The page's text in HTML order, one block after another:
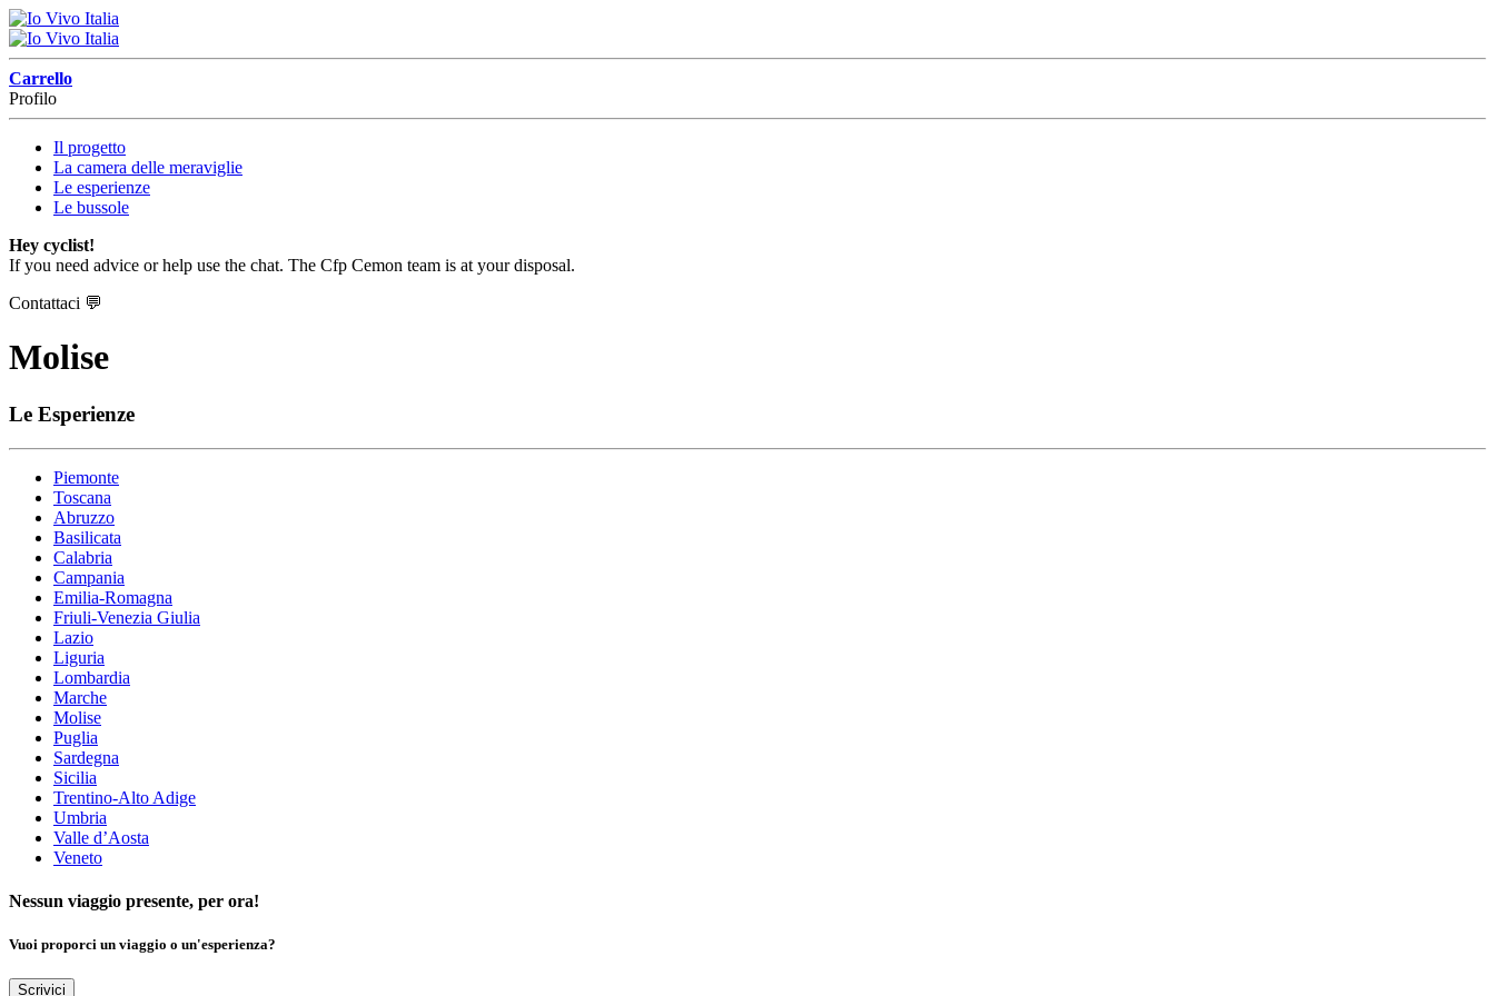
Carrello
Profilo
Il progetto
La camera delle meraviglie
Le esperienze
Le bussole
Hey cyclist!
If you need advice or help use the chat. The Cfp Cemon team is at your disposal.
Contattaci 💬
Molise
Le Esperienze
Piemonte
Toscana
Abruzzo
Basilicata
Calabria
Campania
Emilia-Romagna
Friuli-Venezia Giulia
Lazio
Liguria
Lombardia
Marche
Molise
Puglia
Sardegna
Sicilia
Trentino-Alto Adige
Umbria
Valle d’Aosta
Veneto
Nessun viaggio presente, per ora!
Vuoi proporci un viaggio o un'esperienza?
Scrivici